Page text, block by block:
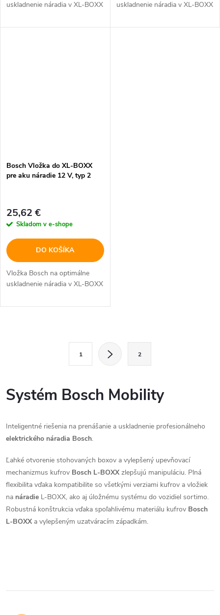
uskladnenie náradia v XL-BOXX
uskladnenie náradia v XL-BOXX
Bosch Vložka do XL-BOXX
pre aku náradie 12 V, typ 2
25,62 €
Skladom v e-shope
DO KOŠÍKA
Vložka Bosch na optimálne
uskladnenie náradia v XL-BOXX
á
a
c
i
e
p
y
á
n
o
v
a
n
i
e
1 2
Systém Bosch Mobility
Inteligentné riešenia na prenášanie a uskladnenie profesionálneho
elektrického náradia Bosch.
Ľahké otvorenie stohovaných boxov a vylepšený upevňovací
mechanizmus kufrov Bosch L-BOXX zlepšujú manipuláciu. Plná
flexibilita vďaka kompatibilite so všetkými verziami kufrov a vložiek
na náradie L-BOXX, ako aj úložnému systému do vozidiel sortimo.
Robustná konštrukcia vďaka spoľahlivému materiálu kufrov Bosch
L-BOXX a vylepšeným uzatváracím západkám.